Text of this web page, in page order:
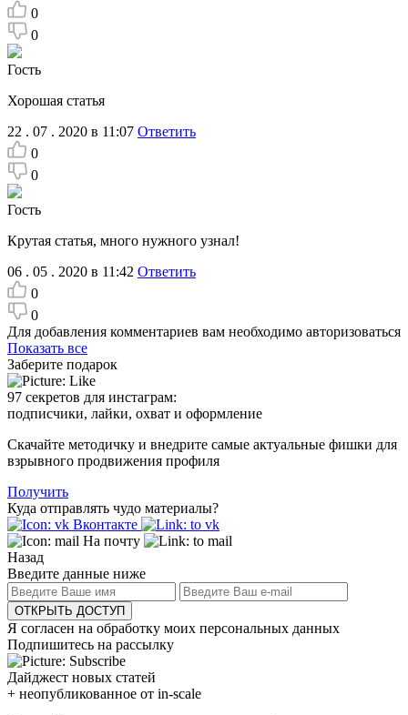
0
0
Гость
Хорошая статья
22 . 07 . 2020 в 11:07 Ответить
0
0
Гость
Крутая статья, много нужного узнал!
06 . 05 . 2020 в 11:42 Ответить
0
0
Для добавления комментариев вам необходимо авторизоваться
Показать все
Заберите подарок
97 секретов для инстаграм:
подписчики, лайки, охват и оформление
Скачайте методичку и внедрите самые актуальные фишки для
взрывного продвижения профиля
Получить
Куда отправлять чудо материалы?
Вконтакте
На почту
Назад
Введите данные ниже
ОТКРЫТЬ ДОСТУП
Я согласен на обработку моих персональных данных
Подпишитесь на рассылку
Дайджест новых статей
+ неопубликованное от in-scale